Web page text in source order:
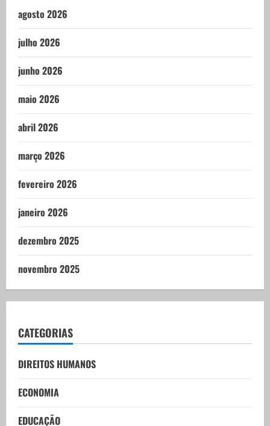
agosto 2026
julho 2026
junho 2026
maio 2026
abril 2026
março 2026
fevereiro 2026
janeiro 2026
dezembro 2025
novembro 2025
CATEGORIAS
DIREITOS HUMANOS
ECONOMIA
EDUCAÇÃO